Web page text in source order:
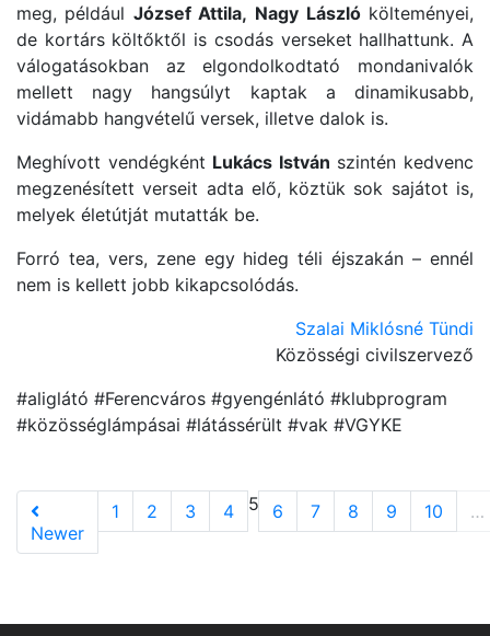
meg, például József Attila, Nagy Lászlókölteményei,
de kortárs költőktől is csodás verseket hallhattunk. A
válogatásokban az elgondolkodtató mondanivalók
mellett nagy hangsúlyt kaptak a dinamikusabb,
vidámabb hangvételű versek, illetve dalok is.
Meghívott vendégként Lukács István szintén kedvenc
megzenésített verseit adta elő, köztük sok sajátot is,
melyek életútját mutatták be.
Forró tea, vers, zene egy hideg téli éjszakán – ennél
nem is kellett jobb kikapcsolódás.
Szalai Miklósné Tündi
Közösségi civilszervező
#aliglátó #Ferencváros #gyengénlátó #klubprogram
#közösséglámpásai #látássérült #vak #VGYKE
Newer
1 2 3 4 5 6 7 8 9 10 …